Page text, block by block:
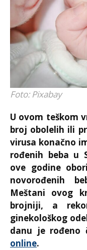
Foto: Pixabay
U ovom teškom
broj obolelih ili
virusa konačno
rođenih beba u
ove godine
novorođenih
Meštani ovog
brojniji, a
ginekološkog
danu je rođeno
online.